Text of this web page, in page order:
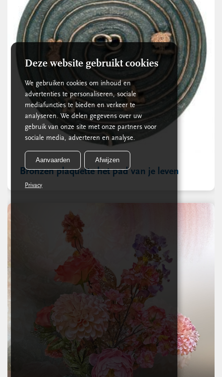
Bronzen plaquette het pad van je leven
Deze website gebruikt cookies
We gebruiken cookies om inhoud en
advertenties te personaliseren, sociale
mediafuncties te bieden en verkeer te
analyseren. We delen gegevens over uw
gebruik van onze site met onze partners voor
sociale media, adverteren en analyse.
Aanvaarden Afwijzen
Privacy